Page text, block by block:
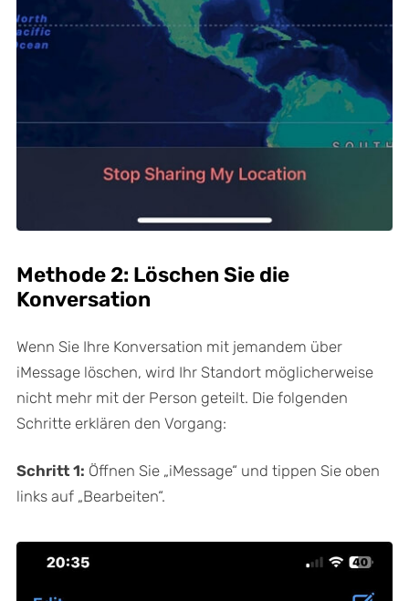
Methode 2: Löschen Sie die
Konversation
Wenn Sie Ihre Konversation mit jemandem über
iMessage löschen, wird Ihr Standort möglicherweise
nicht mehr mit der Person geteilt. Die folgenden
Schritte erklären den Vorgang:
Schritt 1: Öffnen Sie „iMessage“ und tippen Sie oben
links auf „Bearbeiten“.